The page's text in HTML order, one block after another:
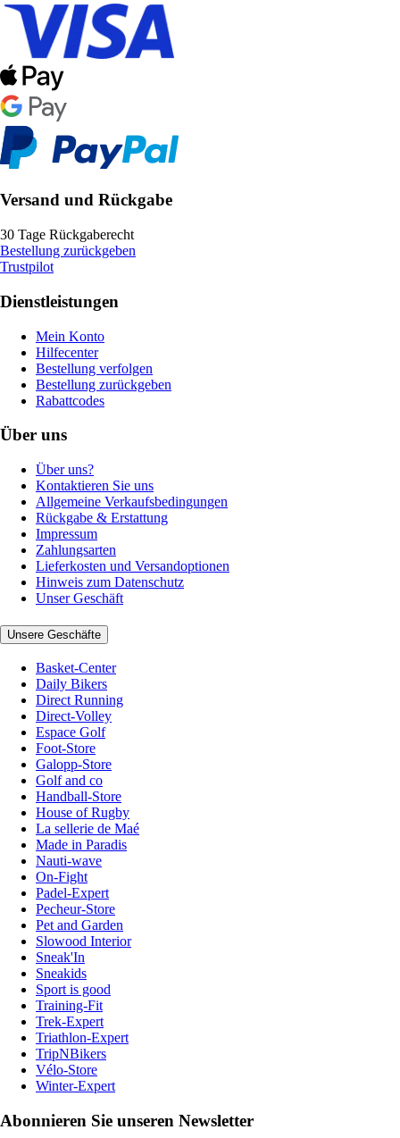
Versand und Rückgabe
30 Tage Rückgaberecht
Bestellung zurückgeben
Trustpilot
Dienstleistungen
Mein Konto
Hilfecenter
Bestellung verfolgen
Bestellung zurückgeben
Rabattcodes
Über uns
Über uns?
Kontaktieren Sie uns
Allgemeine Verkaufsbedingungen
Rückgabe & Erstattung
Impressum
Zahlungsarten
Lieferkosten und Versandoptionen
Hinweis zum Datenschutz
Unser Geschäft
Unsere Geschäfte
Basket-Center
Daily Bikers
Direct Running
Direct-Volley
Espace Golf
Foot-Store
Galopp-Store
Golf and co
Handball-Store
House of Rugby
La sellerie de Maé
Made in Paradis
Nauti-wave
On-Fight
Padel-Expert
Pecheur-Store
Pet and Garden
Slowood Interior
Sneak'In
Sneakids
Sport is good
Training-Fit
Trek-Expert
Triathlon-Expert
TripNBikers
Vélo-Store
Winter-Expert
Abonnieren Sie unseren Newsletter